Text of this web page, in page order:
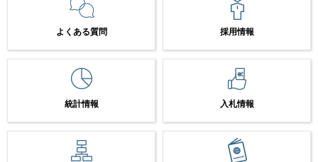
よくある質問 採用情報
統計情報 入札情報